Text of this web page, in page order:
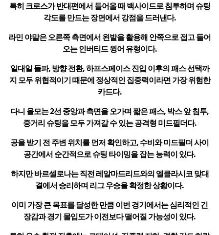
특히 크로스가 반대편에서 들어올 때 백사이드로 침투하며 슈팅
각도를 만드는 장면에서 강점을 드러낸다.
라민 야말은 오른쪽 측면에서 왼발을 활용해 안쪽으로 접고 들어
오는 인버티드 윙어 유형이다.
일대일 돌파, 방향 전환, 하프스페이스 진입 이후의 패스 선택까
지 모두 위협적이기 때문에 정상적인 집중력이라면 가장 위험한
카드다.
다니 올모는 2선 중앙과 측면을 오가며 짧은 패스, 박스 앞 침투,
중거리 슈팅을 모두 가져갈 수 있는 공격형 미드필더다.
공을 받기 전 주변 위치를 먼저 확인하고, 수비와 미드필더 사이
공간에서 순간적으로 슈팅 타이밍을 잡는 능력이 있다.
하지만 바르셀로나는 직전 레알마드리드와의 엘클라시코 맞대
결에서 승리하며 리그 우승을 확정한 상황이다.
이미 가장 큰 목표를 달성한 만큼 이번 경기에서는 심리적인 긴
장감과 경기 몰입도가 이전보다 떨어질 가능성이 있다.